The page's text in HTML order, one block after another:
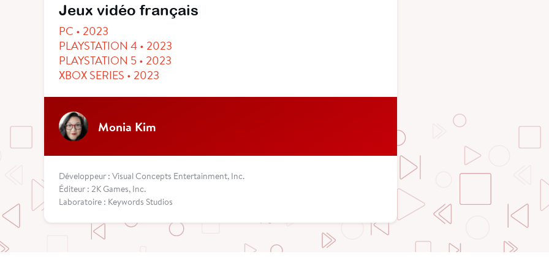
Jeux vidéo français
PC • 2023
PLAYSTATION 4 • 2023
PLAYSTATION 5 • 2023
XBOX SERIES • 2023
Monia Kim
Développeur : Visual Concepts Entertainment, Inc.
Éditeur : 2K Games, Inc.
Laboratoire : Keywords Studios